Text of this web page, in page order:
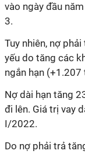
vào ngày đầu
3.
Tuy nhiên, nợ
yếu do tăng các
ngắn hạn (+1.207
Nợ dài hạn tăng
đi lên. Giá trị vay
I/2022.
Do nợ phải trả